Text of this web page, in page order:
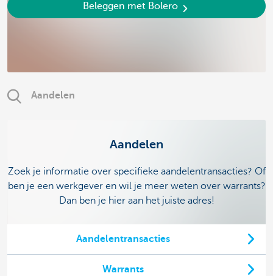
Beleggen met Bolero
Aandelen
Aandelen
Zoek je informatie over specifieke aandelentransacties? Of
ben je een werkgever en wil je meer weten over warrants?
Dan ben je hier aan het juiste adres!
Aandelentransacties
Warrants